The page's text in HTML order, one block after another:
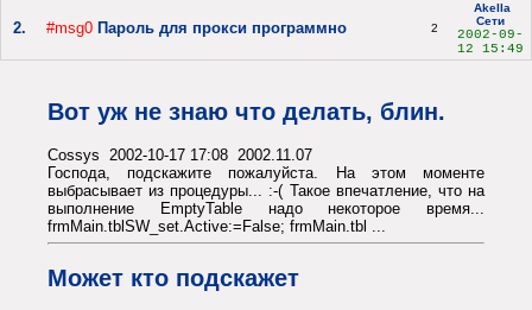
2. #msg0 Пароль для прокси программно 2
Akella
Сети
2002-09-
12 15:49
Вот уж не знаю что делать, блин.
Cossys 2002-10-17 17:08 2002.11.07
Господа, подскажите пожалуйста. На этом моменте
выбрасывает из процедуры... :-( Такое впечатление, что на
выполнение EmptyTable надо некоторое время...
frmMain.tblSW_set.Active:=False; frmMain.tbl ...
Может кто подскажет